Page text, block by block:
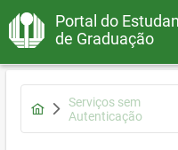
Portal do
de Graduação
Serviços sem
Autenticação